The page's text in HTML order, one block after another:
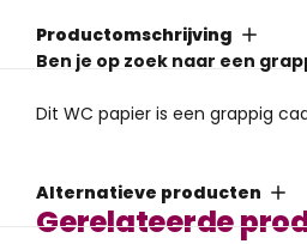
Productomschrijving
Ben je op zoek naar een
Dit WC papier is een grappig
Alternatieve producten
Gerelateerde